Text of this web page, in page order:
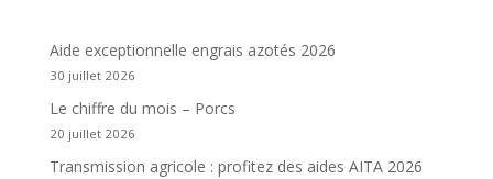
Aide exceptionnelle engrais azotés 2026
30 juillet 2026
Le chiffre du mois – Porcs
20 juillet 2026
Transmission agricole : profitez des aides AITA 2026